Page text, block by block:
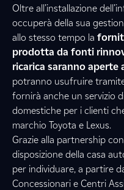
Oltre all’installazione
occuperà della sua
allo stesso tempo la
prodotta da fonti
ricarica saranno aperte
potranno usufruire tramite
fornirà anche un servizio
domestiche per i clienti
marchio Toyota e Lexus.
Grazie alla partnership
disposizione della casa
per individuare, a partire
Concessionari e Centri